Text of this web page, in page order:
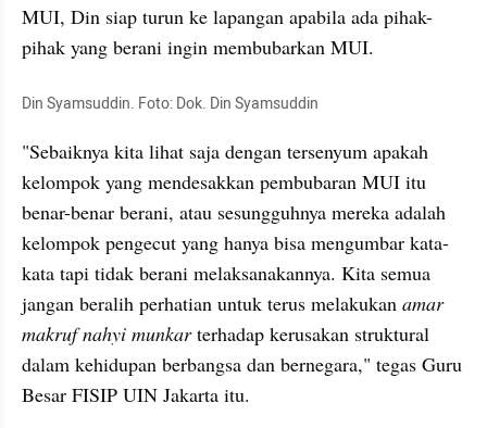
MUI, Din siap turun ke lapangan apabila ada pihak-
pihak yang berani ingin membubarkan MUI.
Din Syamsuddin. Foto: Dok. Din Syamsuddin
"Sebaiknya kita lihat saja dengan tersenyum apakah
kelompok yang mendesakkan pembubaran MUI itu
benar-benar berani, atau sesungguhnya mereka adalah
kelompok pengecut yang hanya bisa mengumbar kata-
kata tapi tidak berani melaksanakannya. Kita semua
jangan beralih perhatian untuk terus melakukan amar
makruf nahyi munkar terhadap kerusakan struktural
dalam kehidupan berbangsa dan bernegara," tegas Guru
Besar FISIP UIN Jakarta itu.